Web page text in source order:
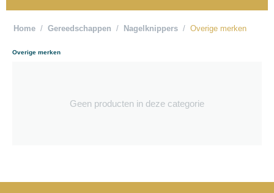
Home / Gereedschappen / Nagelknippers / Overige merken
Overige merken
Geen producten in deze categorie